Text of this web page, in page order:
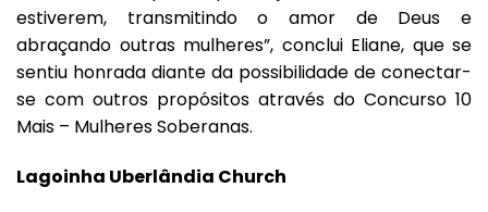
estiverem, transmitindo o amor de Deus e
abraçando outras mulheres”, conclui Eliane, que se
sentiu honrada diante da possibilidade de conectar-
se com outros propósitos através do Concurso 10
Mais – Mulheres Soberanas.
Lagoinha Uberlândia Church